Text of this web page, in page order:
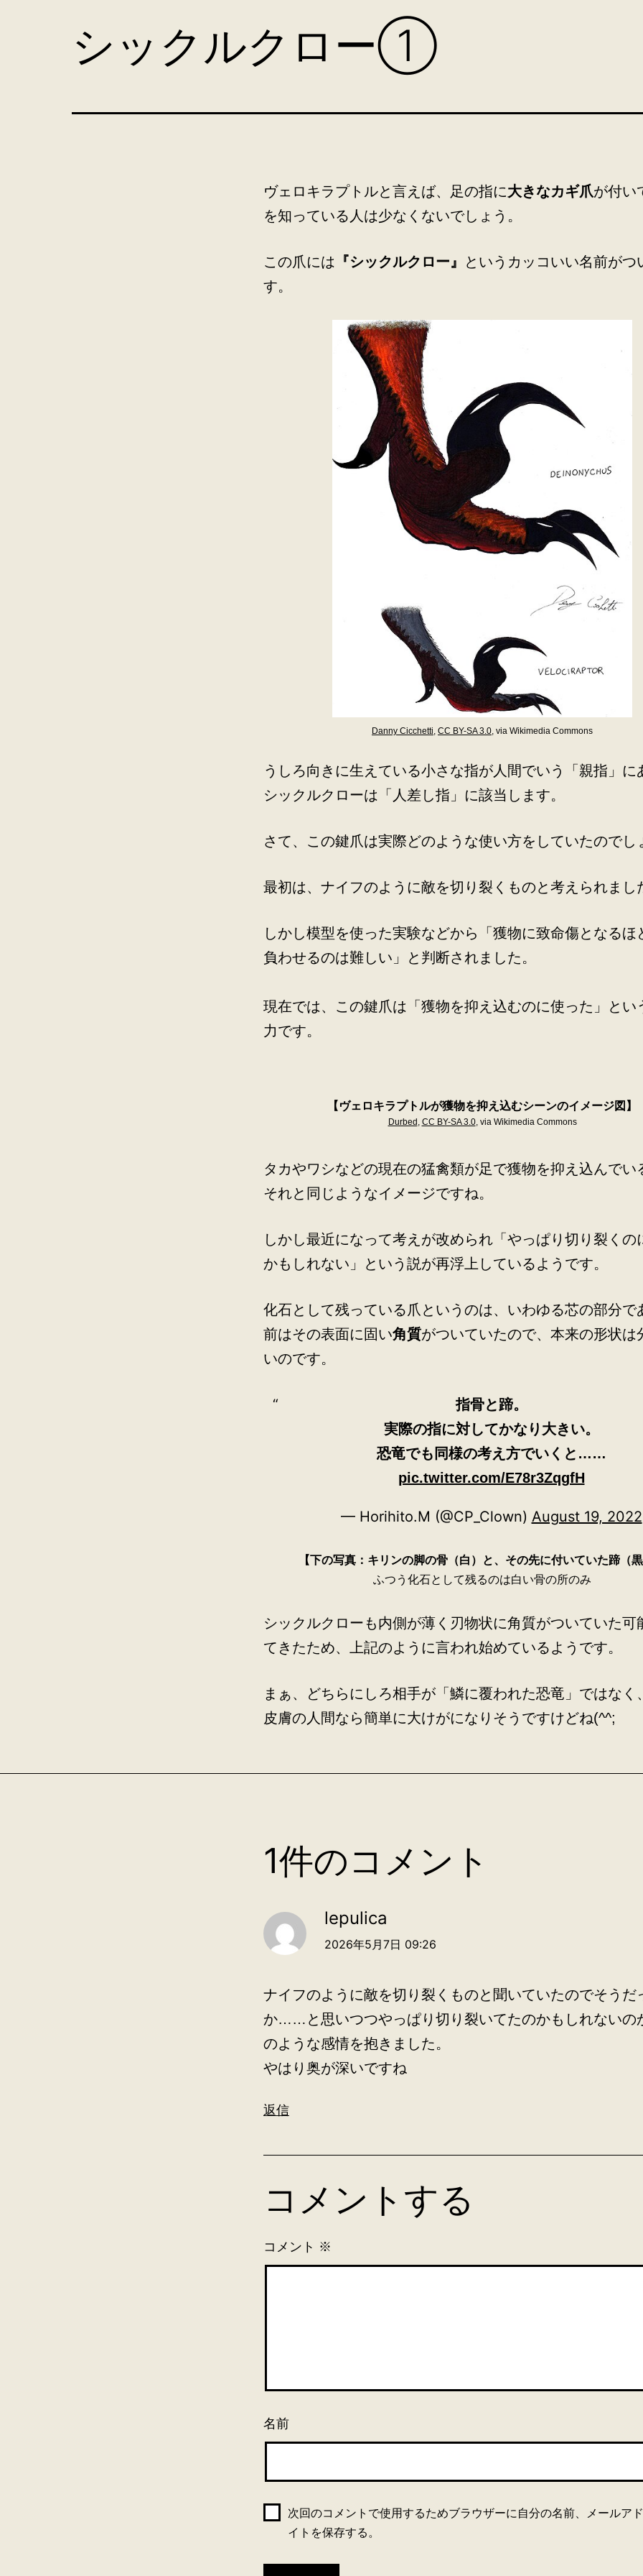
シックルクロー①
ヴェロキラプトルと言えば、足の指に大きなカギ爪が付い
を知っている人は少なくないでしょう。
この爪には 『シックルクロー』
というカッコいい名前がつ
す。
Danny Cicchetti, CC BY-SA 3.0, via Wikimedia Commons
うしろ向きに生えている小さな指が人間でいう「親指」に
シックルクローは「人差し指」に該当します。
さて、この鍵爪は実際どのような使い方をしていたのでし
最初は、ナイフのように敵を切り裂くものと考えられまし
しかし模型を使った実験などから「獲物に致命傷となるほ
負わせるのは難しい」と判断されました。
現在では、この鍵爪は「獲物を抑え込むのに使った」とい
力です。
【ヴェロキラプトルが獲物を抑え込むシーンのイメージ図】
Durbed , CC BY-SA 3.0, via Wikimedia Commons
タカやワシなどの現在の猛禽類が足で獲物を抑え込んでい
それと同じようなイメージですね。
しかし最近になって考えが改められ「やっぱり切り裂くの
かもしれない」という説が再浮上しているようです。
化石として残っている爪というのは、いわゆる芯の部分で
前はその表面に固い角質がついていたので、本来の形状は
いのです。
指骨と蹄。
実際の指に対してかなり大きい。
恐竜でも同様の考え方でいくと……
pic.twitter.com/E78r3ZqgfH
— Horihito.M (@CP_Clown) August 19, 2022
【下の写真：キリンの脚の骨（白）と、その先に付いていた蹄（黒
ふつう化石として残るのは白い骨の所のみ
シックルクローも内側が薄く刃物状に角質がついていた可
てきたため、上記のように言われ始めているようです。
まぁ、どちらにしろ相手が「鱗に覆われた恐竜」ではなく
皮膚の人間なら簡単に大けがになりそうですけどね(^^;
1件のコメント
lepulica
2026年5月7日 09:26
ナイフのように敵を切り裂くものと聞いていたのでそうだ
か……と思いつつやっぱり切り裂いてたのかもしれないの
のような感情を抱きました。
やはり奥が深いですね
返信
コメントする
コメント ※
名前
次回のコメントで使用するためブラウザーに自分の名前、メールア
イトを保存する。